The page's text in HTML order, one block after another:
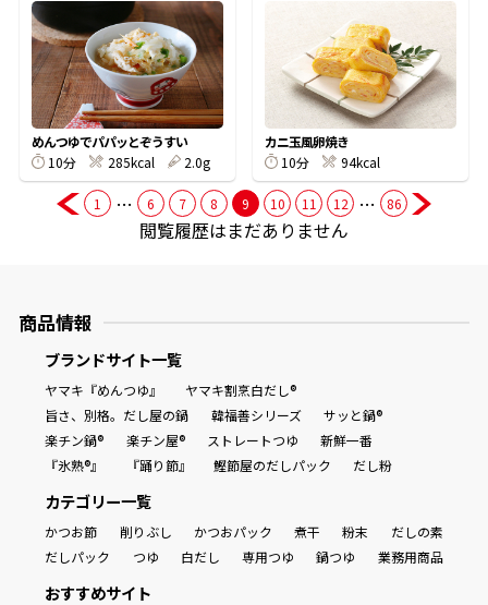
新鮮一番
氷熟®︎
だしパック
めんつゆでパパッとぞうすい
10分
285kcal 2.0g
カニ玉風卵焼き
10分
94kcal
1 … 6 7 8 9 10 11 12 … 86
閲覧履歴はまだありません
商品情報
ブランドサイト一覧
ヤマキ『めんつゆ』
ヤマキ割烹白だし®
旨さ、別格。だし屋の鍋
韓福善シリーズ
サッと鍋®
楽チン鍋®
楽チン屋® ストレートつゆ
新鮮一番
『氷熟®』
『踊り節』 鰹節屋のだしパック だし粉
カテゴリー一覧
かつお節 削りぶし かつおパック 煮干 粉末
だしの素
だしパック
つゆ 白だし 専用つゆ 鍋つゆ 業務用商品
おすすめサイト